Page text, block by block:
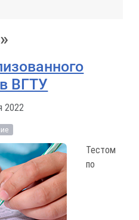
ВГТУ
2022
Тестом
по